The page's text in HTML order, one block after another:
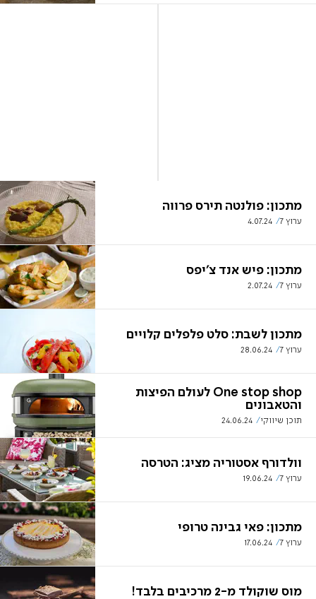
מתכון: פולנטה תירס פרווה
ערוץ 7 4.07.24
מתכון: פיש אנד צ'יפס
ערוץ 7 2.07.24
מתכון לשבת: סלט פלפלים קלויים
ערוץ 7 28.06.24
One stop shop לעולם הפיצות
והטאבונים
תוכן שיווקי 24.06.24
וולדורף אסטוריה מציג: הטרסה
ערוץ 7 19.06.24
מתכון: פאי גבינה טרופי
ערוץ 7 17.06.24
מוס שוקולד מ-2 מרכיבים בלבד!